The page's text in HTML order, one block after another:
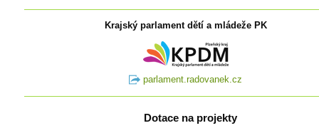
Krajský parlament dětí a mládeže PK
parlament.radovanek.cz
Dotace na projekty